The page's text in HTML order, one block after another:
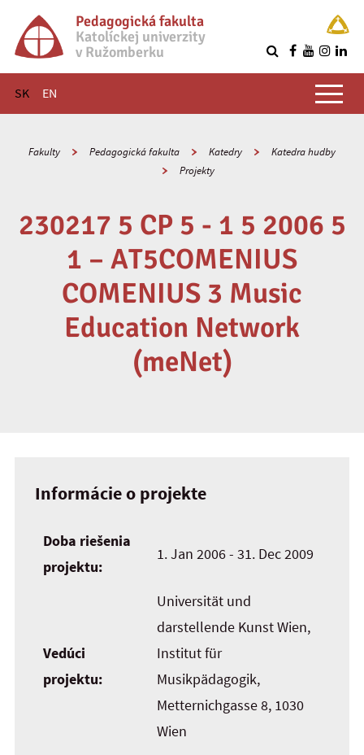
Pedagogická fakulta
Katolíckej univerzity
v Ružomberku
SK EN
Hlavné menu
Fakulty Pedagogická fakulta Katedry
Katedra hudby
Projekty
230217 5 CP 5 - 1 5 2006 5
1 – AT5COMENIUS
COMENIUS 3 Music
Education Network
(meNet)
Informácie o projekte
Doba riešenia
projektu:
1. Jan 2006 - 31. Dec 2009
Vedúci
projektu:
Universität und
darstellende Kunst Wien,
Institut für
Musikpädagogik,
Metternichgasse 8, 1030
Wien